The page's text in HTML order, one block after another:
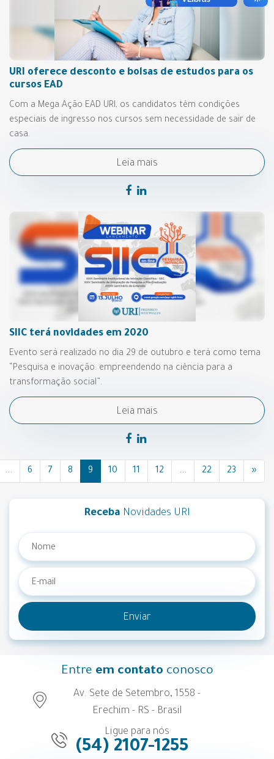
URI oferece desconto e bolsas de estudos para os
cursos EAD
Com a Mega Ação EAD URI, os candidatos têm condições
especiais de ingresso nos cursos sem necessidade de sair de
casa.
Leia mais
SIIC terá novidades em 2020
Evento será realizado no dia 29 de outubro e terá como tema
“Pesquisa e inovação: empreendendo na ciência para a
transformação social”.
Leia mais
... 6 7 8 9 10 11 12 ... 22 23 »
Receba Novidades URI
Enviar
Entre em contato conosco
Av. Sete de Setembro, 1558 -
Erechim - RS - Brasil
Ligue para nós
(54) 2107-1255